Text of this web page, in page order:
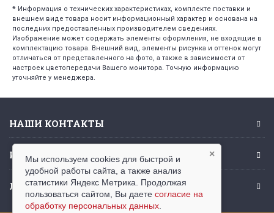
* Информация о технических характеристиках, комплекте поставки и
внешнем виде товара носит информационный характер и основана на
последних предоставленных производителем сведениях.
Изображение может содержать элементы оформления, не входящие в
комплектацию товара. Внешний вид, элементы рисунка и оттенок могут
отличаться от представленного на фото, а также в зависимости от
настроек цветопередачи Вашего монитора. Точную информацию
уточняйте у менеджера.
НАШИ КОНТАКТЫ
ИНФОРМАЦИЯ
ЛИЧНЫЙ КАБИНЕТ
×
Мы используем cookies для быстрой и
удобной работы сайта, а также анализ
статистики Яндекс Метрика. Продолжая
пользоваться сайтом, Вы даете согласие на
обработку персональных данных